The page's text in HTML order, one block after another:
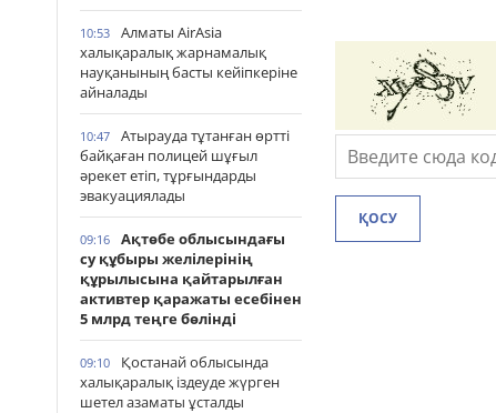
10:53
Алматы AirAsia
халықаралық жарнамалық
науқанының басты кейіпкеріне
айналады
10:47
Атырауда тұтанған өртті
байқаған полицей шұғыл
әрекет етіп, тұрғындарды
эвакуациялады
09:16
Ақтөбе облысындағы
су құбыры желілерінің
құрылысына қайтарылған
активтер қаражаты есебінен
5 млрд теңге бөлінді
09:10
Қостанай облысында
халықаралық іздеуде жүрген
шетел азаматы ұсталды
ҚОСУ